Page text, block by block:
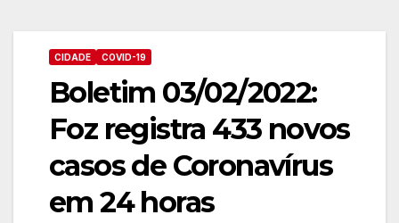
CIDADE COVID-19
Boletim 03/02/2022:
Foz registra 433 novos
casos de Coronavírus
em 24 horas